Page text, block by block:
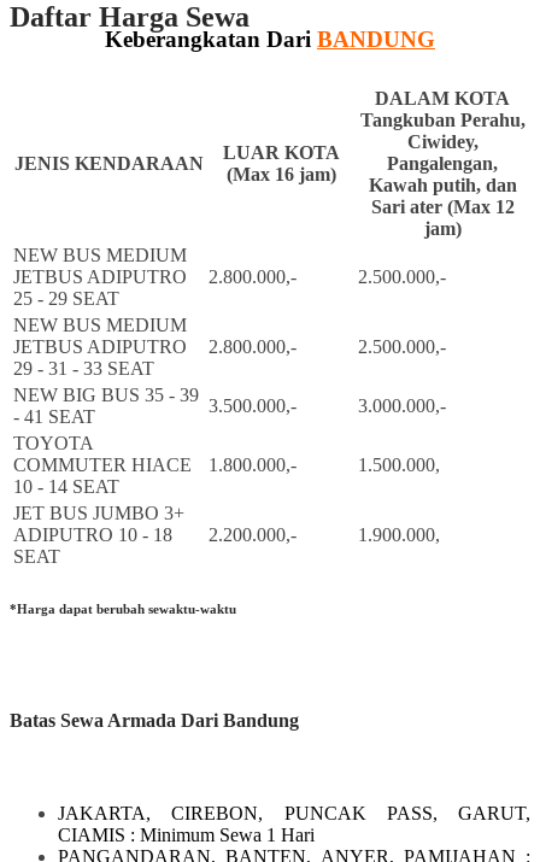
Daftar Harga Sewa
Keberangkatan Dari BANDUNG
JENIS KENDARAAN
LUAR KOTA
(Max 16 jam)
DALAM KOTA
Tangkuban Perahu,
Ciwidey,
Pangalengan,
Kawah putih, dan
Sari ater (Max 12
jam)
NEW BUS MEDIUM
JETBUS ADIPUTRO
25 - 29 SEAT
2.800.000,- 2.500.000,-
NEW BUS MEDIUM
JETBUS ADIPUTRO
29 - 31 - 33 SEAT
2.800.000,- 2.500.000,-
NEW BIG BUS 35 - 39
- 41 SEAT
3.500.000,-
3.000.000,-
TOYOTA
COMMUTER HIACE
10 - 14 SEAT
1.800.000,- 1.500.000,
JET BUS JUMBO 3+
ADIPUTRO 10 - 18
SEAT
2.200.000,- 1.900.000,
*Harga dapat berubah sewaktu-waktu
Batas Sewa Armada Dari Bandung
JAKARTA, CIREBON, PUNCAK PASS, GARUT,
CIAMIS : Minimum Sewa 1 Hari
PANGANDARAN, BANTEN, ANYER, PAMIJAHAN :